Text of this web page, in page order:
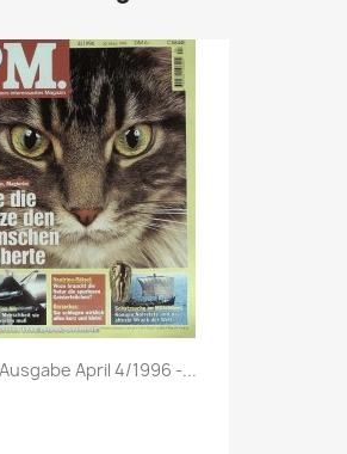
Vorschau
Ausgabe April 4/1996 -...